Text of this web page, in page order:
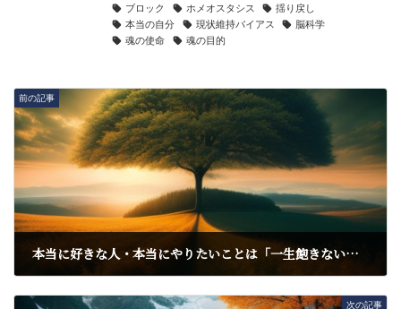
ブロック
ホメオスタシス
揺り戻し
本当の自分
現状維持バイアス
脳科学
魂の使命
魂の目的
前の記事
本当に好きな人・本当にやりたいことは「一生飽きない」世界だよ
次の記事